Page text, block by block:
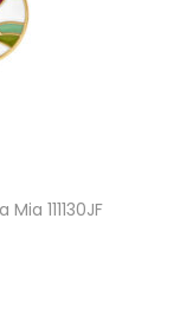
111130JF